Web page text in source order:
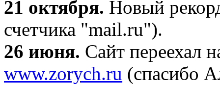
21 октября. Новый
счетчика "mail.ru").
26 июня. Сайт переехал
www.zorych.ru (спасибо